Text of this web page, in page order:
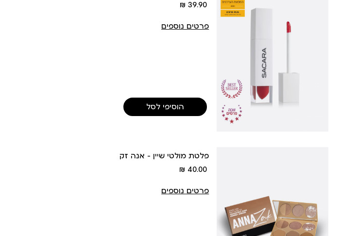
מחיר
39.90 ₪
פרטים נוספים
הוסיפי לסל
פלטת מולטי שיין - אנה זק
מחיר
40.00 ₪
פרטים נוספים